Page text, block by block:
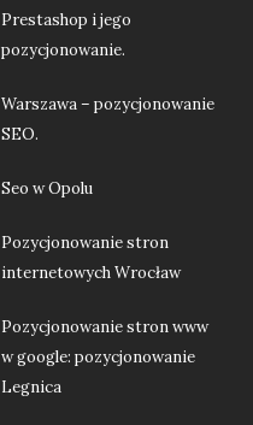
Prestashop i jego
pozycjonowanie.
Warszawa – pozycjonowanie
SEO.
Seo w Opolu
Pozycjonowanie stron
internetowych Wrocław
Pozycjonowanie stron www
w google: pozycjonowanie
Legnica